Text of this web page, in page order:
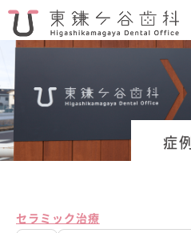
症例
セラミック治療